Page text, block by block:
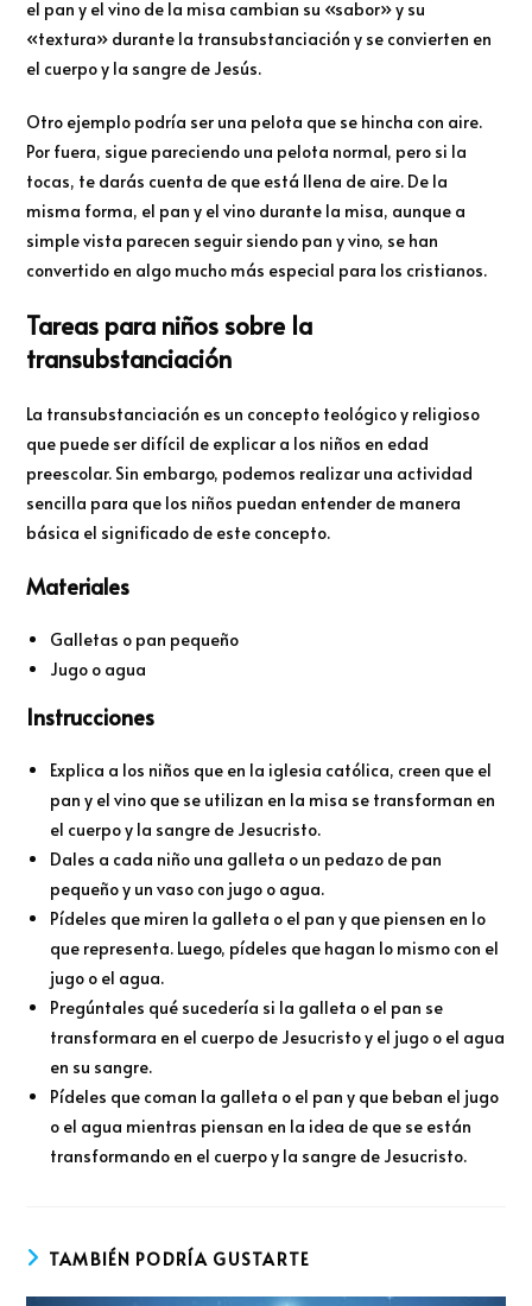
el pan y el vino de la misa cambian su «sabor» y su
«textura» durante la transubstanciación y se convierten en
el cuerpo y la sangre de Jesús.
Otro ejemplo podría ser una pelota que se hincha con aire.
Por fuera, sigue pareciendo una pelota normal, pero si la
tocas, te darás cuenta de que está llena de aire. De la
misma forma, el pan y el vino durante la misa, aunque a
simple vista parecen seguir siendo pan y vino, se han
convertido en algo mucho más especial para los cristianos.
Tareas para niños sobre la
transubstanciación
La transubstanciación es un concepto teológico y religioso
que puede ser difícil de explicar a los niños en edad
preescolar. Sin embargo, podemos realizar una actividad
sencilla para que los niños puedan entender de manera
básica el significado de este concepto.
Materiales
Galletas o pan pequeño
Jugo o agua
Instrucciones
Explica a los niños que en la iglesia católica, creen que el
pan y el vino que se utilizan en la misa se transforman en
el cuerpo y la sangre de Jesucristo.
Dales a cada niño una galleta o un pedazo de pan
pequeño y un vaso con jugo o agua.
Pídeles que miren la galleta o el pan y que piensen en lo
que representa. Luego, pídeles que hagan lo mismo con el
jugo o el agua.
Pregúntales qué sucedería si la galleta o el pan se
transformara en el cuerpo de Jesucristo y el jugo o el agua
en su sangre.
Pídeles que coman la galleta o el pan y que beban el jugo
o el agua mientras piensan en la idea de que se están
transformando en el cuerpo y la sangre de Jesucristo.
TAMBIÉN PODRÍA GUSTARTE